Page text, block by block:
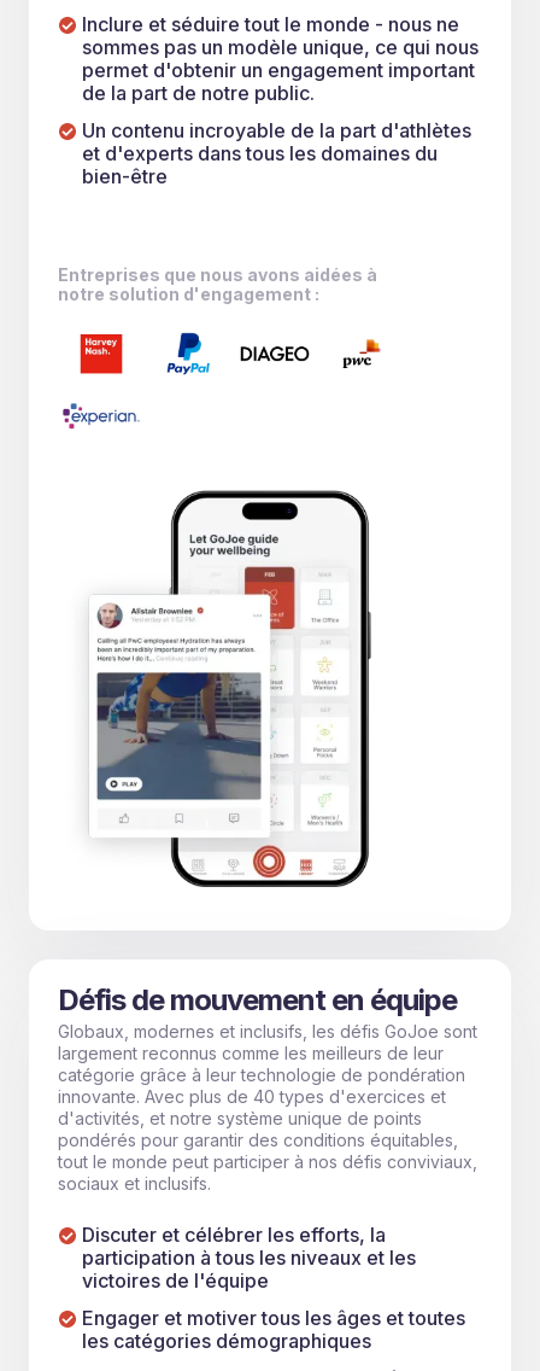
Inclure et séduire tout le monde - nous ne
sommes pas un modèle unique, ce qui nous
permet d'obtenir un engagement important
de la part de notre public.
Un contenu incroyable de la part d'athlètes
et d'experts dans tous les domaines du
bien-être
Entreprises que nous avons aidées à
notre solution d'engagement :
Défis de mouvement en équipe
Globaux, modernes et inclusifs, les défis GoJoe sont
largement reconnus comme les meilleurs de leur
catégorie grâce à leur technologie de pondération
innovante. Avec plus de 40 types d'exercices et
d'activités, et notre système unique de points
pondérés pour garantir des conditions équitables,
tout le monde peut participer à nos défis conviviaux,
sociaux et inclusifs.
Discuter et célébrer les efforts, la
participation à tous les niveaux et les
victoires de l'équipe
Engager et motiver tous les âges et toutes
les catégories démographiques